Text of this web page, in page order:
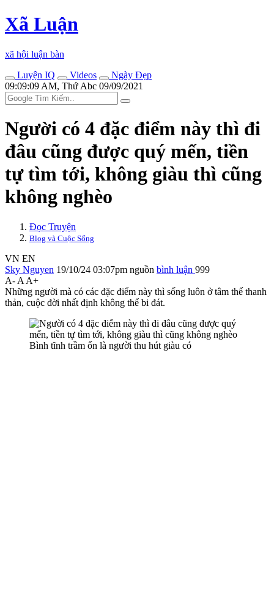
Xã Luận
xã hội luận bàn
Luyện IQ
Videos
Ngày Đẹp
09:09:09 AM, Thứ Abc 09/09/2021
Người có 4 đặc điểm này thì đi
đâu cũng được quý mến, tiền
tự tìm tới, không giàu thì cũng
không nghèo
Đọc Truyện
Blog và Cuộc Sống
VN EN
Sky Nguyen 19/10/24 03:07pm nguồn bình luận 999
A- A A+
Những người mà có các đặc điểm này thì sống luôn ở tâm thế thanh
thản, cuộc đời nhất định không thể bi đát.
Bình tĩnh trầm ổn là người thu hút giàu có